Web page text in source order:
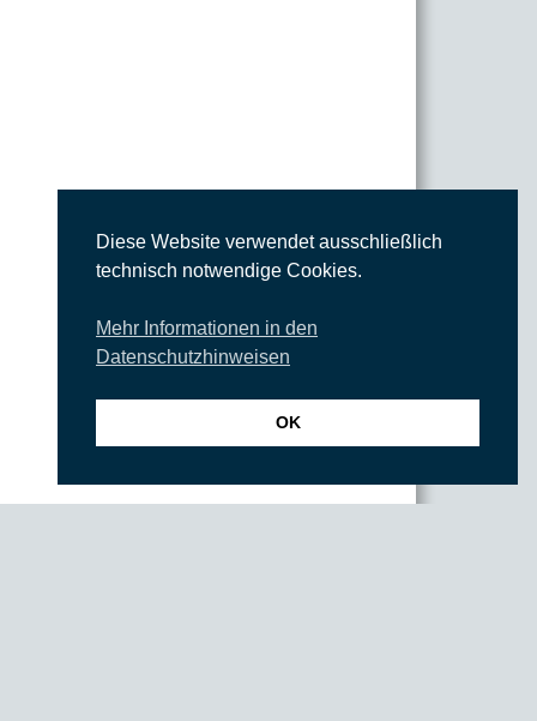
Diese Website verwendet ausschließlich
technisch notwendige Cookies.
Mehr Informationen in den
Datenschutzhinweisen
OK